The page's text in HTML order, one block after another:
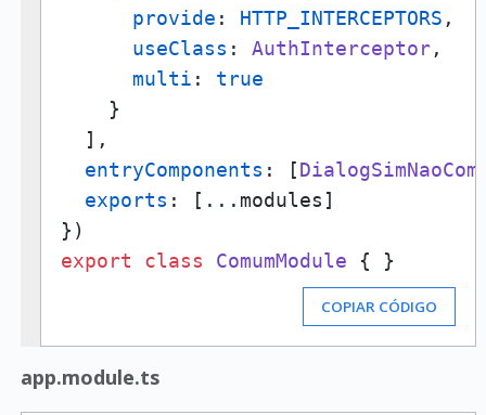
provide : HTTP_INTERCEPTORS ,
useClass : AuthInterceptor,
multi : true
    }
  ],
entryComponents : [
exports : [...modules]
export
class ComumModule { }
COPIAR CÓDIGO
app.module.ts